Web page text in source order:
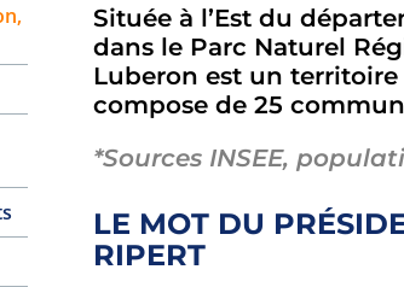
Située à l’Est du
dans le Parc Naturel
Luberon est un territoire
compose de 25
*Sources INSEE,
LE MOT DU
RIPERT